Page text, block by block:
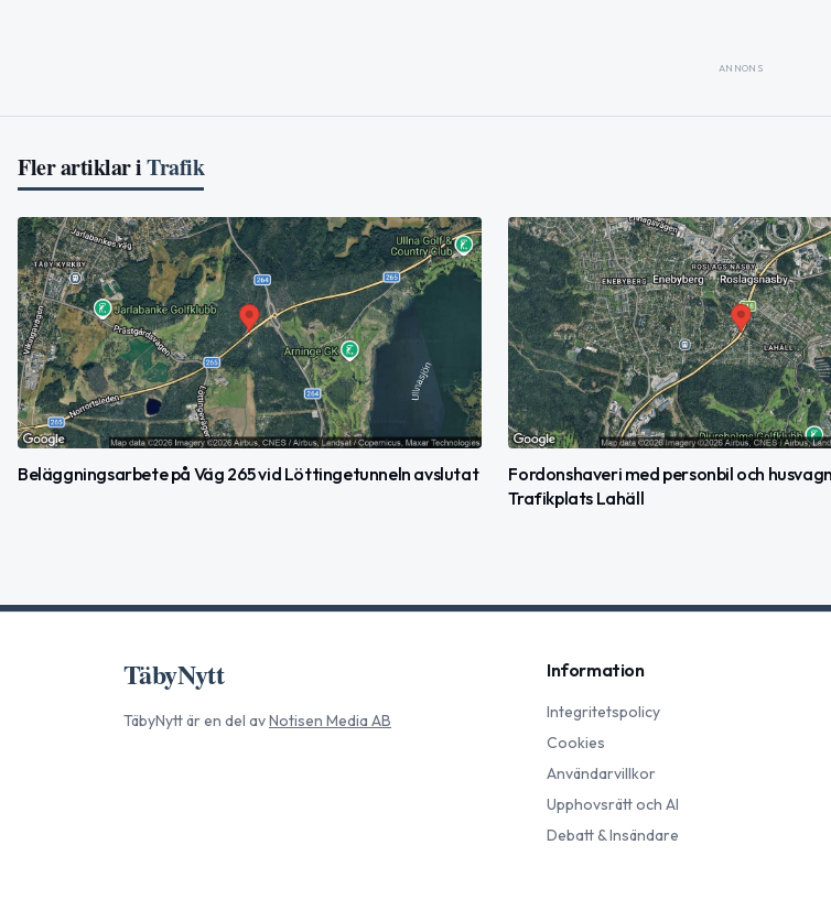
ANNONS
Fler artiklar iTrafik
Beläggningsarbete på Väg 265 vid Löttingetunneln avslutat
Fordonshaveri med personbil och husvagn
Trafikplats Lahäll
TäbyNytt
TäbyNyttär en del avNotisen Media AB
Information
Integritetspolicy
Cookies
Användarvillkor
Upphovsrätt och AI
Debatt & Insändare